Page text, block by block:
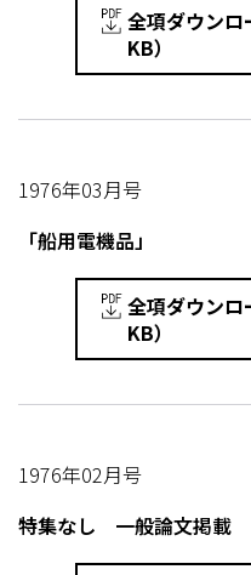
全項ダウンロ
KB）
1976年03月号
「船用電機品」
全項ダウンロ
KB）
1976年02月号
特集なし 一般論文掲載